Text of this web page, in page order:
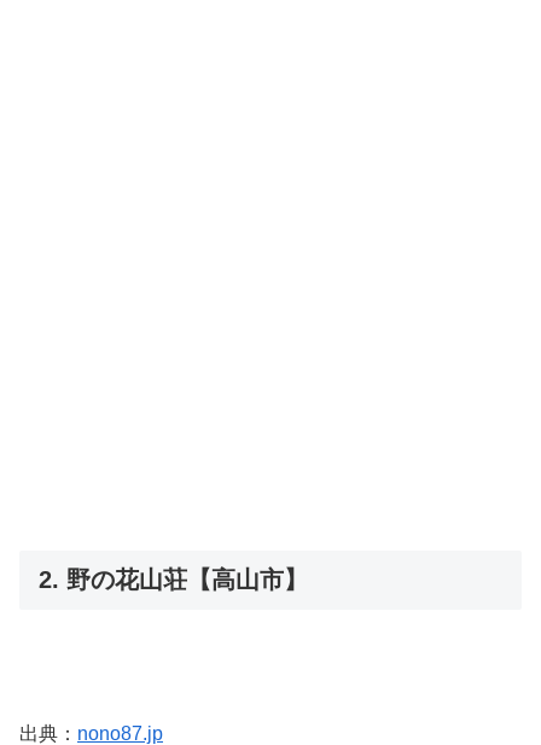
2. 野の花山荘【高山市】
出典： nono87.jp